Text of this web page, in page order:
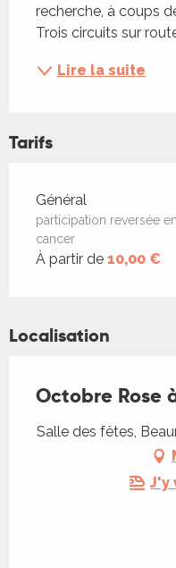
recherche, à coups
Trois circuits sur route
Lire la suite
Tarifs
Tarifs 2026
Général
participation reversée
cancer
À partir de 10,00 €
Localisation
Octobre Rose
Salle des fêtes,
J'y